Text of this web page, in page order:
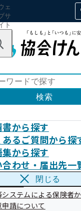
ェ
サ
ト
ナ
ン
ーワードで探す
検索
書から探す
あるご質問から探
集から探す
合わせ・届出先一
閉じる
せ
健指導のご案内
ット等
提供のお願い
づくり
ステムによる保険者
請について
支部評議会